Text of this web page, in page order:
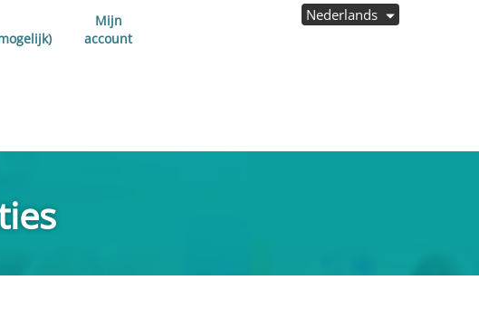
Mijn
account
Nederlands